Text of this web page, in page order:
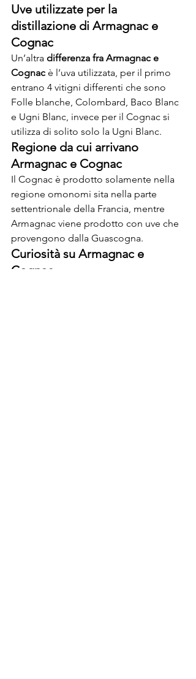
Uve utilizzate per la
distillazione di Armagnac e
Cognac
Un’altra differenza fra Armagnac e
Cognac è l’uva utilizzata, per il primo
entrano 4 vitigni differenti che sono
Folle blanche, Colombard, Baco Blanc
e Ugni Blanc, invece per il Cognac si
utilizza di solito solo la Ugni Blanc.
Regione da cui arrivano
Armagnac e Cognac
Il Cognac è prodotto solamente nella
regione omonomi sita nella parte
settentrionale della Francia, mentre
Armagnac viene prodotto con uve che
provengono dalla Guascogna.
Curiosità su Armagnac e
Cognac